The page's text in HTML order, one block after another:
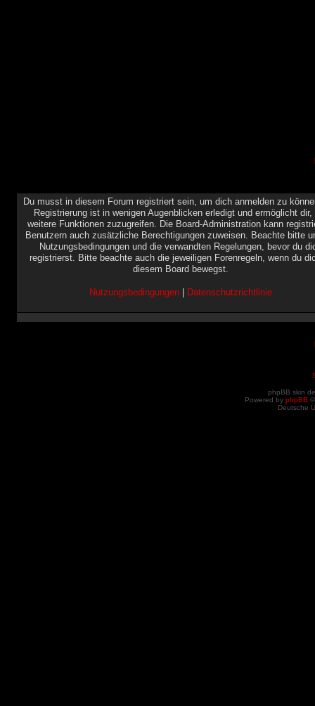
Du musst in diesem Forum registriert sein, um dich anmelden zu
Registrierung ist in wenigen Augenblicken erledigt und ermöglicht dir,
weitere Funktionen zuzugreifen. Die Board-Administration kann
Benutzern auch zusätzliche Berechtigungen zuweisen. Beachte bitte
Nutzungsbedingungen und die verwandten Regelungen, bevor du
registrierst. Bitte beachte auch die jeweiligen Forenregeln, wenn du
diesem Board bewegst.
Nutzungsbedingungen| Datenschutzrichtlinie
phpBB skin
Powered by phpBB
Deutsche